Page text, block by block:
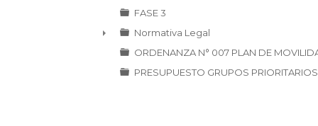
FASE 3
Normativa Legal
ORDENANZA N° 007 PLAN DE
PRESUPUESTO GRUPOS PRIORITARIOS